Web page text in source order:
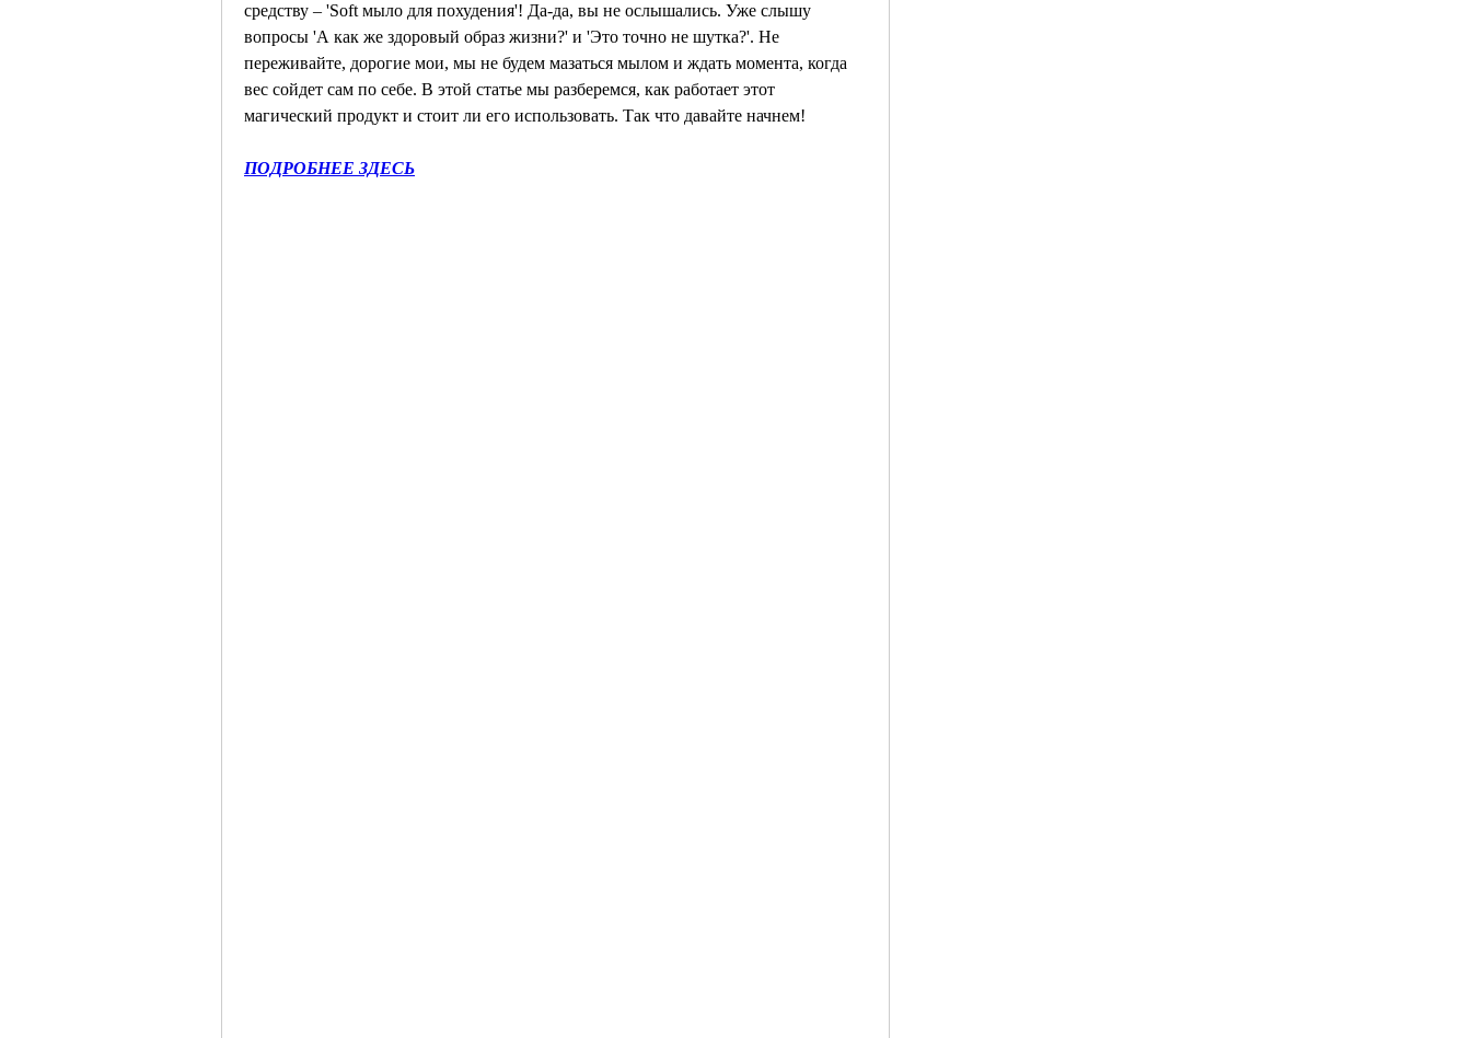
средству – 'Soft мыло для похудения'! Да-да, вы не ослышались. Уже слышу
вопросы 'А как же здоровый образ жизни?' и 'Это точно не шутка?'. Не
переживайте, дорогие мои, мы не будем мазаться мылом и ждать момента, когда
вес сойдет сам по себе. В этой статье мы разберемся, как работает этот
магический продукт и стоит ли его использовать. Так что давайте начнем!
ПОДРОБНЕЕ ЗДЕСЬ